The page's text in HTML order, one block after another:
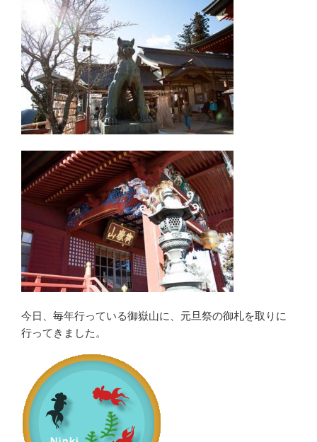
今日、毎年行っている御嶽山に、元旦祭の御札を取りに
行ってきました。